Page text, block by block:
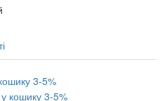
3-5%